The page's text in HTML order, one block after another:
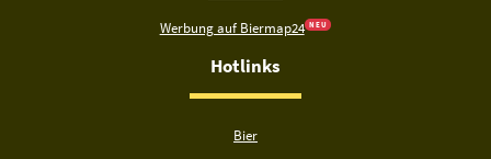
Werbung auf Biermap24 N E U
Hotlinks
Bier